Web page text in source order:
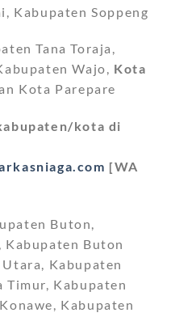
Kabupaten Soppeng
Tana Toraja,
Wajo, Kota
Kota Parepare
kota di
[WA
Buton,
Kabupaten Buton
Kabupaten
Timur, Kabupaten
Kabupaten